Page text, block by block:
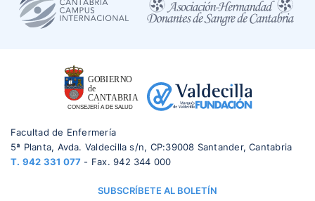
Facultad de Enfermería
5ª Planta, Avda. Valdecilla s/n, CP:39008 Santander, Cantabria
T. 942 331 077 - Fax. 942 344 000
SUBSCRÍBETE AL BOLETÍN